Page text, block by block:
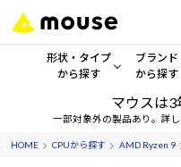
形状・タイプ
から探す
形状・タイプから探す
デスクトップPC
ブランド
から探す
mouse
G TUNE
マウスは3
一部対象外の製品あり。詳
HOME CPUから探す AMD Ryzen 9